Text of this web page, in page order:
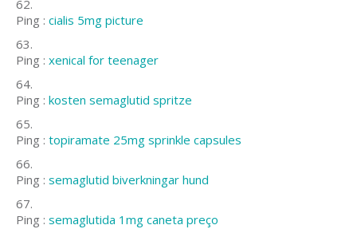
Ping : cialis 5mg picture
Ping : xenical for teenager
Ping : kosten semaglutid spritze
Ping : topiramate 25mg sprinkle capsules
Ping : semaglutid biverkningar hund
Ping : semaglutida 1mg caneta preço